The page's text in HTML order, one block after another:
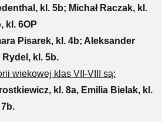
kl. 5b; Michał Raczak, kl.
kl. 6OP
Pisarek, kl. 4b; Aleksander
Rydel, kl. 5b.
wiekowej klas VII-VIII są:
kl. 8a, Emilia Bielak, kl.